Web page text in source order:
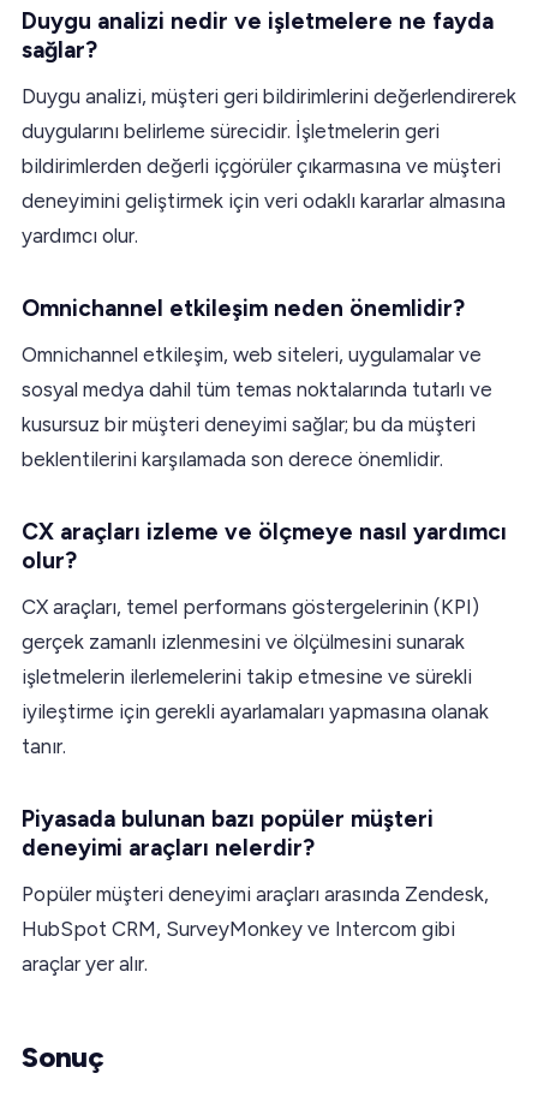
Duygu analizi nedir ve işletmelere ne fayda
sağlar?
Duygu analizi, müşteri geri bildirimlerini değerlendirerek
duygularını belirleme sürecidir. İşletmelerin geri
bildirimlerden değerli içgörüler çıkarmasına ve müşteri
deneyimini geliştirmek için veri odaklı kararlar almasına
yardımcı olur.
Omnichannel etkileşim neden önemlidir?
Omnichannel etkileşim, web siteleri, uygulamalar ve
sosyal medya dahil tüm temas noktalarında tutarlı ve
kusursuz bir müşteri deneyimi sağlar; bu da müşteri
beklentilerini karşılamada son derece önemlidir.
CX araçları izleme ve ölçmeye nasıl yardımcı
olur?
CX araçları, temel performans göstergelerinin (KPI)
gerçek zamanlı izlenmesini ve ölçülmesini sunarak
işletmelerin ilerlemelerini takip etmesine ve sürekli
iyileştirme için gerekli ayarlamaları yapmasına olanak
tanır.
Piyasada bulunan bazı popüler müşteri
deneyimi araçları nelerdir?
Popüler müşteri deneyimi araçları arasında Zendesk,
HubSpot CRM, SurveyMonkey ve Intercom gibi
araçlar yer alır.
Sonuç